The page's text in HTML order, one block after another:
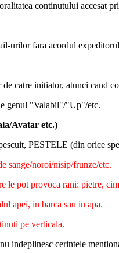
continutului accesat
urilor fara acordul
catre initiator, atunci cand
genul "Valabil"/"Up"/etc.
Avatar etc.)
PESTELE (din orice
sange/noroi/nisip/frunze/etc.
le pot provoca rani: pietre,
apei, in barca sau in apa.
pe verticala.
indeplinesc cerintele